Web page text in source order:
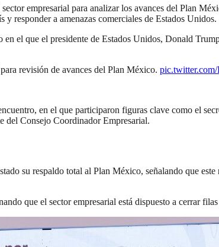
empresarial para analizar los avances del Plan
responder a amenazas comerciales de Estados Unidos.
el que el presidente de Estados Unidos, Donald
revisión de avances del Plan México.
en el que participaron figuras clave como el
del Consejo Coordinador Empresarial.
su respaldo total al Plan México, señalando que
que el sector empresarial está dispuesto a cerrar